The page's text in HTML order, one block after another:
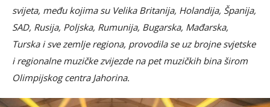
svijeta, među kojima su Velika Britanija, Holandija, Španija,
SAD, Rusija, Poljska, Rumunija, Bugarska, Mađarska,
Turska i sve zemlje regiona, provodila se uz brojne svjetske
i regionalne muzičke zvijezde na pet muzičkih bina širom
Olimpijskog centra Jahorina.